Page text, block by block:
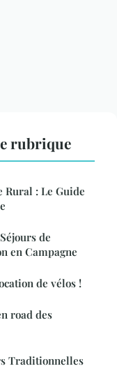
rubrique
Rural : Le Guide
de
en Campagne
de vélos !
road des
Traditionnelles